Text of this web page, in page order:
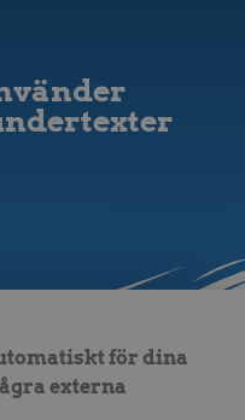
för dina
externa